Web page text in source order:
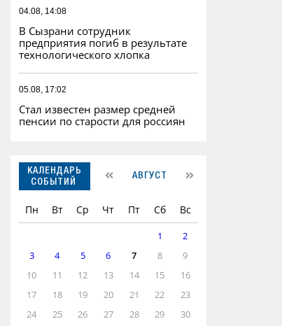
04.08, 14:08
В Сызрани сотрудник
предприятия погиб в результате
технологического хлопка
05.08, 17:02
Стал известен размер средней
пенсии по старости для россиян
КАЛЕНДАРЬ
СОБЫТИЙ
АВГУСТ
Пн Вт Ср Чт Пт Сб Вс
1
2
3
4 5 6 7 8
9
10
11 12 13 14 15
16
17
18 19 20 21 22
23
24
25 26 27 28 29 30